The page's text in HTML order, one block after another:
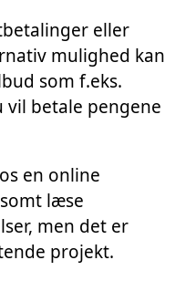
eller
mulighed kan
som f.eks.
betale pengene
en online
læse
men det er
projekt.